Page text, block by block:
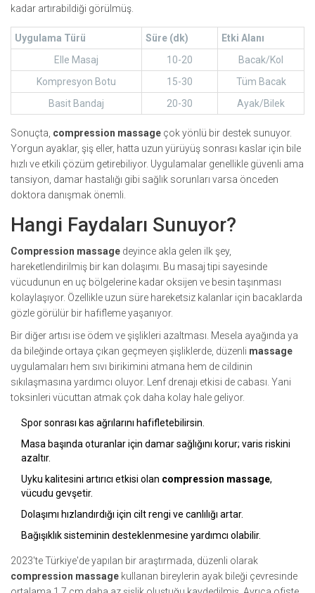
kadar artırabildiği görülmüş.
Uygulama Türü Süre (dk)
Etki Alanı
Elle Masaj
10-20
Bacak/Kol
Kompresyon Botu
15-30
Tüm Bacak
Basit Bandaj
20-30 Ayak/Bilek
Sonuçta, compression massage çok yönlü bir destek sunuyor.
Yorgun ayaklar, şiş eller, hatta uzun yürüyüş sonrası kaslar için bile
hızlı ve etkili çözüm getirebiliyor. Uygulamalar genellikle güvenli ama
tansiyon, damar hastalığı gibi sağlık sorunları varsa önceden
doktora danışmak önemli.
Hangi Faydaları Sunuyor?
Compression massage deyince akla gelen ilk şey,
hareketlendirilmiş bir kan dolaşımı. Bu masaj tipi sayesinde
vücudunun en uç bölgelerine kadar oksijen ve besin taşınması
kolaylaşıyor. Özellikle uzun süre hareketsiz kalanlar için bacaklarda
gözle görülür bir hafifleme yaşanıyor.
Bir diğer artısı ise ödem ve şişlikleri azaltması. Mesela ayağında ya
da bileğinde ortaya çıkan geçmeyen şişliklerde, düzenli massage
uygulamaları hem sıvı birikimini atmana hem de cildinin
sıkılaşmasına yardımcı oluyor. Lenf drenajı etkisi de cabası. Yani
toksinleri vücuttan atmak çok daha kolay hale geliyor.
Spor sonrası kas ağrılarını hafifletebilirsin.
Masa başında oturanlar için damar sağlığını korur; varis riskini
azaltır.
Uyku kalitesini artırıcı etkisi olan compression massage,
vücudu gevşetir.
Dolaşımı hızlandırdığı için cilt rengi ve canlılığı artar.
Bağışıklık sisteminin desteklenmesine yardımcı olabilir.
2023'te Türkiye'de yapılan bir araştırmada, düzenli olarak
compression massage kullanan bireylerin ayak bileği çevresinde